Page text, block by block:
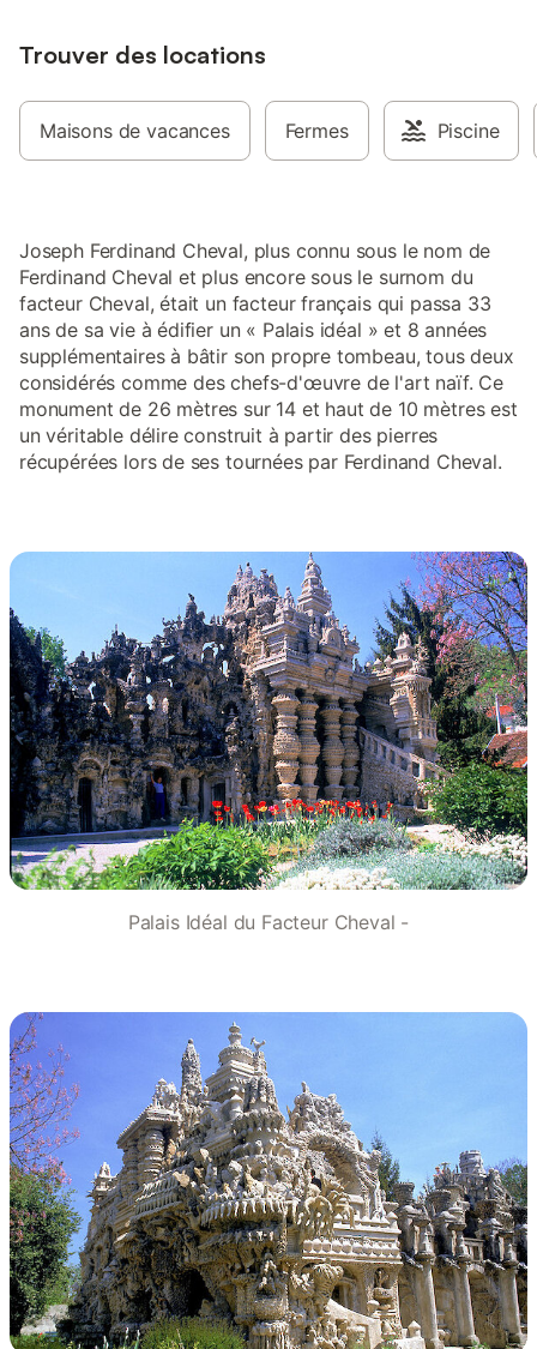
80 pouvant être réunis en 2 lits de 160)
desservies par une coursive longeant
l'imposante cheminée en briques . Un
local sécurisé pour vos vélos et un abri
sans véhicule en démarrant par la rue
piétonne à 50m : marché, commerces,
restaurants, piscine, équipements
sportifs de proximité dont 1 Pump Track,
basket 3x3 ... et pour rayonner dans la
Drôme des collines, la localisation de ce
gîte permet de profiter du patrimoine et
des produits du terroir : Foyer de Charité
de Marthe Robin (7 km), et dans un rayon
de 30 km, la cité médiévale de Saint-
Trouver des locations
Maisons de vacances Fermes Piscine
Joseph Ferdinand Cheval, plus connu sous le nom de
Ferdinand Cheval et plus encore sous le surnom du
facteur Cheval, était un facteur français qui passa 33
ans de sa vie à édifier un « Palais idéal » et 8 années
supplémentaires à bâtir son propre tombeau, tous deux
considérés comme des chefs-d'œuvre de l'art naïf. Ce
monument de 26 mètres sur 14 et haut de 10 mètres est
un véritable délire construit à partir des pierres
récupérées lors de ses tournées par Ferdinand Cheval.
Palais Idéal du Facteur Cheval -